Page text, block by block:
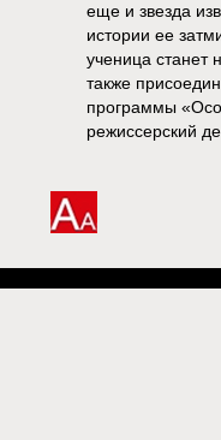
еще и звезда
истории ее
ученица станет
также
программы
режиссерский